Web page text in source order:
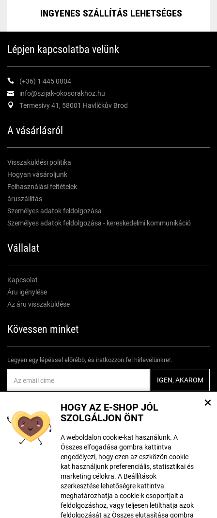
HOGY AZ E-SHOP JÓL
SZOLGÁLJON ÖNT
A weboldalon cookie-kat használunk. A
Összes elfogadása gombra kattintva
engedélyezi, hogy ezen az eszközön cookie-
kat használjunk preferenciális, statisztikai és
marketing célokra. A Beállítások
szerkesztése lehetőségre kattintva
meghatározhatja a cookie-k csoportjait a
feldolgozáshoz, vagy teljesen letilthatja azok
feldolgozását az Összes elutasítása gombra
×
INGYENES SZÁLLÍTÁS LEHETSÉGES
Lépjen kapcsolatba velünk
(+36) 1 445 0804
info@szijak-okosorakhoz.hu
Termesivy 41, 58001 Havlíčkův Brod
A vásárlásról
Visszaküldési politika
Hogyan vásároljunk
Felhasználási feltételek
áruszállítás
Személyes adatok feldolgozása
Személyes adatok feldolgozása - kereskedelmi kommunikáció
Vállalat
Kapcsolat
Áru igénylése
Az áru visszaküldése
Kövessen minket
Legyen egy lépéssel előrébb, és iratkozzon fel hírlevelünkre!.
A tartalom létrehozásakor mesterséges intelligencia eszközöket
használhattak. További információitt található.
© Szerzői jog ECLIPSERA s.r.o.
Minden jog fentartva